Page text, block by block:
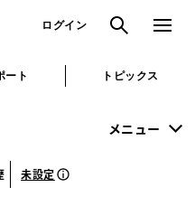
ログイン 検索 メニュ
ート トピックス
メニュー
未設定